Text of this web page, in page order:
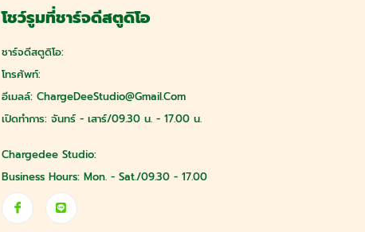
โชว์รูมที่ชาร์จดีสตูดิโอ
ชาร์จดีสตูดิโอ:
โทรศัพท์:
อีเมลล์: ChargeDeeStudio@gmail.com
เปิดทำการ: จันทร์ - เสาร์/09.30 น. - 17.00 น.
Chargedee Studio:
Business Hours: Mon. - Sat./09.30 - 17.00